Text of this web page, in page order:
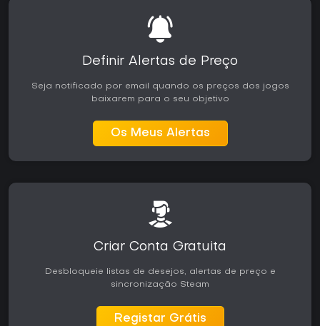
Definir Alertas de Preço
Seja notificado por email quando os preços dos jogos
baixarem para o seu objetivo
Os Meus Alertas
Criar Conta Gratuita
Desbloqueie listas de desejos, alertas de preço e
sincronização Steam
Registar Grátis